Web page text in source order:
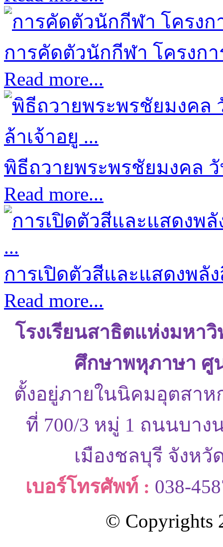
การคัดตัวนักกีฬา โครงก
Read more...
พิธีถวายพระพรชัยมงคล
Read more...
การเปิดตัวสีและแสดงพลั
Read more...
โรงเรียนสาธิตแห่งมหา
ศึกษาพหุภาษา ศู
ตั้งอยู่ภายในนิคมอุตสาห
ที่ 700/3 หมู่ 1 ถนนบาง
เมืองชลบุรี จังห
เบอร์โทรศัพท์ : 038-
© Copyrights